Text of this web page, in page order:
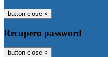
button close ×
Recupero password
button close ×